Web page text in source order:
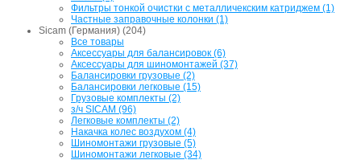
Фильтры тонкой очистки с металличекским катриджем (1)
Частные заправочные колонки (1)
Sicam (Германия) (204)
Все товары
Аксессуары для балансировок (6)
Аксессуары для шиномонтажей (37)
Балансировки грузовые (2)
Балансировки легковые (15)
Грузовые комплекты (2)
з/ч SICAM (96)
Легковые комплекты (2)
Накачка колес воздухом (4)
Шиномонтажи грузовые (5)
Шиномонтажи легковые (34)